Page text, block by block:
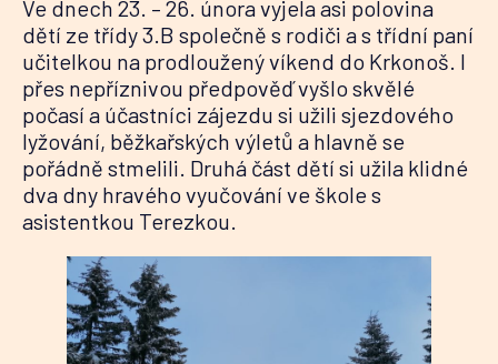
Ve dnech 23. – 26. února vyjela asi polovina
dětí ze třídy 3.B společně s rodiči a s třídní paní
učitelkou na prodloužený víkend do Krkonoš. I
přes nepříznivou předpověď vyšlo skvělé
počasí a účastníci zájezdu si užili sjezdového
lyžování, běžkařských výletů a hlavně se
pořádně stmelili. Druhá část dětí si užila klidné
dva dny hravého vyučování ve škole s
asistentkou Terezkou.